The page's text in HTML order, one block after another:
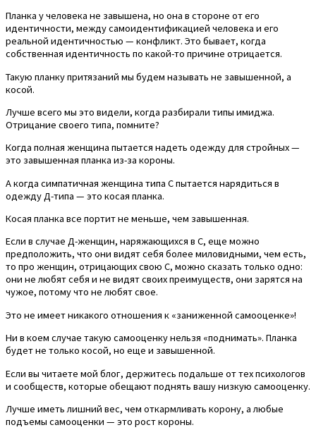
Планка у человека не завышена, но она в стороне от его
идентичности, между самоидентификацией человека и его
реальной идентичностью — конфликт. Это бывает, когда
собственная идентичность по какой-то причине отрицается.
Такую планку притязаний мы будем называть не завышенной, а
косой.
Лучше всего мы это видели, когда разбирали типы имиджа.
Отрицание своего типа, помните?
Когда полная женщина пытается надеть одежду для стройных —
это завышенная планка из-за короны.
А когда симпатичная женщина типа С пытается нарядиться в
одежду Д-типа — это косая планка.
Косая планка все портит не меньше, чем завышенная.
Если в случае Д-женщин, наряжающихся в С, еще можно
предположить, что они видят себя более миловидными, чем есть,
то про женщин, отрицающих свою С, можно сказать только одно:
они не любят себя и не видят своих преимуществ, они зарятся на
чужое, потому что не любят свое.
Это не имеет никакого отношения к «заниженной самооценке»!
Ни в коем случае такую самооценку нельзя «поднимать». Планка
будет не только косой, но еще и завышенной.
Если вы читаете мой блог, держитесь подальше от тех психологов
и сообществ, которые обещают поднять вашу низкую самооценку.
Лучше иметь лишний вес, чем откармливать корону, а любые
подъемы самооценки — это рост короны.